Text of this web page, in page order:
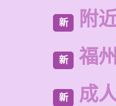
新 附
新 福
新 成